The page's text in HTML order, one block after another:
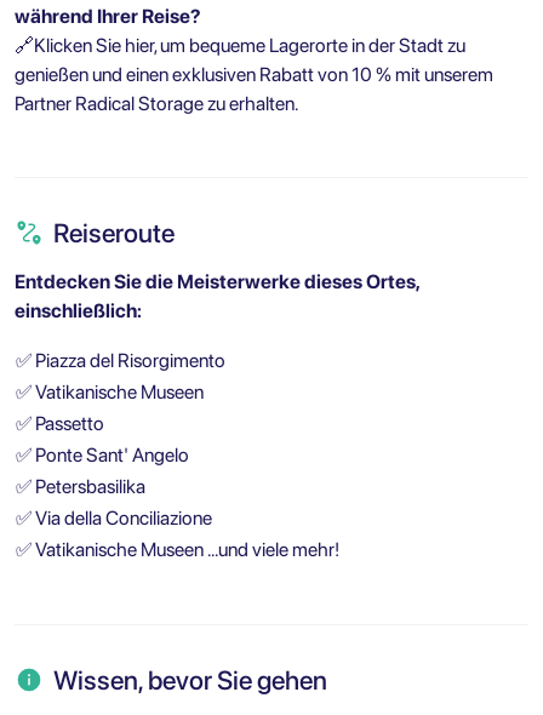
während Ihrer Reise?
🔗Klicken Sie hier, um bequeme Lagerorte in der Stadt zu
genießen und einen exklusiven Rabatt von 10 % mit unserem
Partner Radical Storage zu erhalten.
Reiseroute
Entdecken Sie die Meisterwerke dieses Ortes,
einschließlich:
✅ Piazza del Risorgimento
✅Vatikanische Museen
✅ Passetto
✅ Ponte Sant' Angelo
✅ Petersbasilika
✅Via della Conciliazione
✅Vatikanische Museen …und viele mehr!
Wissen, bevor Sie gehen